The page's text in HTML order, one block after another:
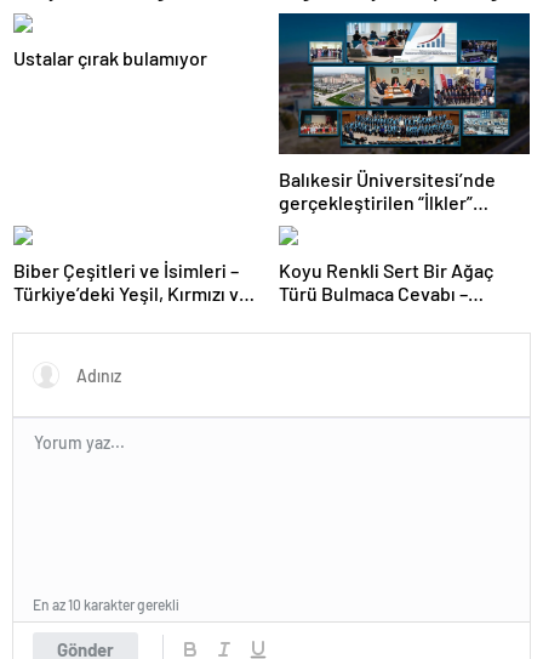
Gelir?
şartlarını güncelledi
Ustalar çırak bulamıyor
Balıkesir Üniversitesi’nde
gerçekleştirilen “İlkler”
üniversitenin geleceğini
şekillendiriyor
Biber Çeşitleri ve İsimleri –
Türkiye’deki Yeşil, Kırmızı ve
Koyu Renkli Sert Bir Ağaç
Türü Bulmaca Cevabı –
Bir Ağaç Türü
Gönder
En az 10 karakter gerekli